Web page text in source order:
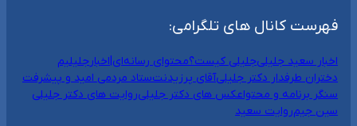
فهرست کانال های تلگرامی:
اخبار سعید جلیلیجلیلی کیست؟محتوای رسانه‌ای|اخبارجلیلیم
دختران طرفدار دکتر جلیلیآقای پرزیدنتستاد مردمی امید و پیشرفت
سنگر برنامه و محتواعکس های دکتر جلیلیروایت های دکتر جلیلی
سین جیمروایت سعید